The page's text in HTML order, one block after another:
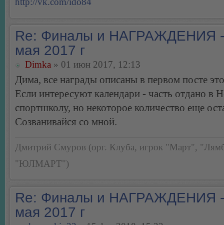
Re: Финалы и НАГРАЖДЕНИЯ
мая 2017 г
Dimka » 01 июн 2017, 12:13
Дима, все награды описаны в первом посте
Если интересуют календари - часть отдано в
спортшколу, но некоторое количество еще
Созванивайся со мной.
Дмитрий Смуров (орг. Клуба, игрок "Март",
"ЮЛМАРТ")
Re: Финалы и НАГРАЖДЕНИЯ
мая 2017 г